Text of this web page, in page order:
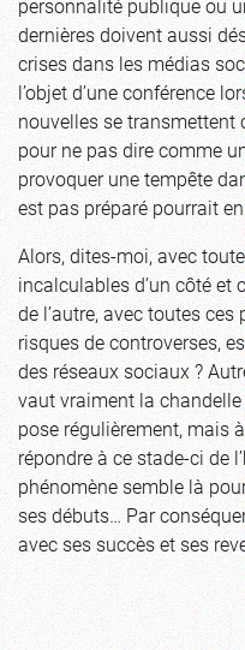
personnalité publique ou
dernières doivent aussi
crises dans les médias
l’objet d’une conférence
nouvelles se transmettent
pour ne pas dire comme
provoquer une tempête
est pas préparé pourrait
Alors, dites-moi, avec
incalculables d’un côté et
de l’autre, avec toutes
risques de controverses,
des réseaux sociaux ?
vaut vraiment la chandelle
pose régulièrement, mais
répondre à ce stade-ci de
phénomène semble là
ses débuts… Par
avec ses succès et ses